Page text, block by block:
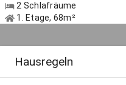
2 Schlafräume
1. Etage, 68m²
Hausregeln